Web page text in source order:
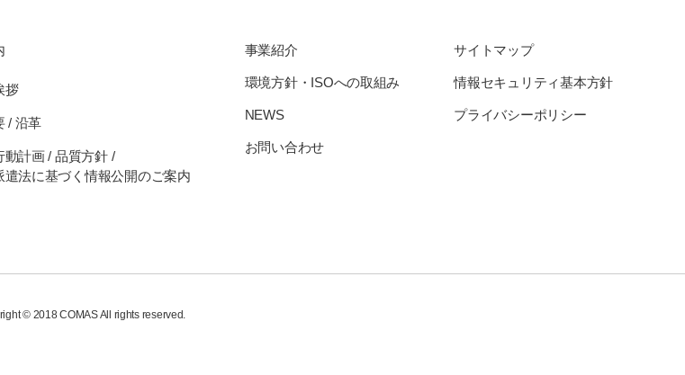
拶
/ 沿革
動計画 / 品質方針 /
遣法に基づく情報公開のご案内
事業紹介
環境方針・ISOへの取組み
NEWS
お問い合わせ
サイトマップ
情報セキュリティ基本方針
プライバシーポリシー
© 2018 COMAS All rights reserved.